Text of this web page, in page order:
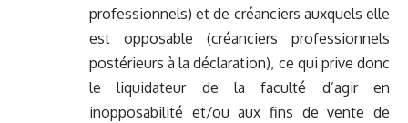
professionnels) et de créanciers auxquels elle
est opposable (créanciers professionnels
postérieurs à la déclaration), ce qui prive donc
le liquidateur de la faculté d’agir en
inopposabilité et/ou aux fins de vente de